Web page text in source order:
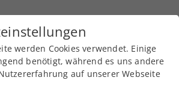
werden Cookies verwendet. Einige
benötigt, während es uns andere
auf unserer Webseite